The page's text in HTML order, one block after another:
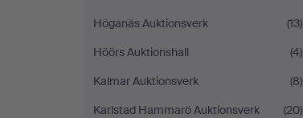
Höganäs Auktionsverk
(13)
Höörs Auktionshall
(4)
Kalmar Auktionsverk
(8)
Karlstad Hammarö Auktionsverk
(20)